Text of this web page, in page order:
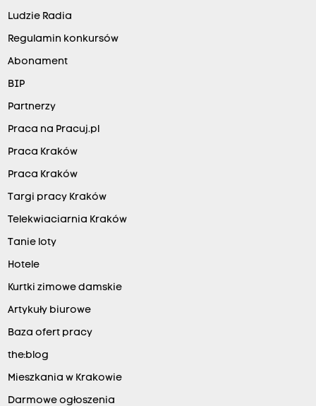
Ludzie Radia
Regulamin konkursów
Abonament
BIP
Partnerzy
Praca na Pracuj.pl
Praca Kraków
Praca Kraków
Targi pracy Kraków
Telekwiaciarnia Kraków
Tanie loty
Hotele
Kurtki zimowe damskie
Artykuły biurowe
Baza ofert pracy
the:blog
Mieszkania w Krakowie
Darmowe ogłoszenia